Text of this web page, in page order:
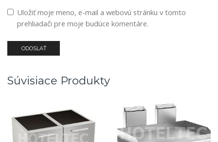
Uložiť moje meno, e-mail a webovú stránku v tomto
prehliadači pre moje budúce komentáre.
Súvisiace Produkty